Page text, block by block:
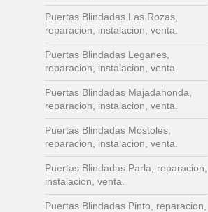
Puertas Blindadas Las Rozas,
reparacion, instalacion, venta.
Puertas Blindadas Leganes,
reparacion, instalacion, venta.
Puertas Blindadas Majadahonda,
reparacion, instalacion, venta.
Puertas Blindadas Mostoles,
reparacion, instalacion, venta.
Puertas Blindadas Parla, reparacion,
instalacion, venta.
Puertas Blindadas Pinto, reparacion,